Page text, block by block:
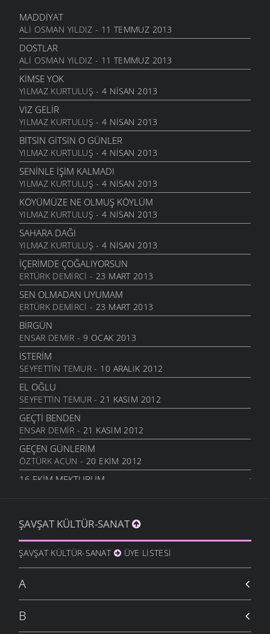
MADDIYAT
ALI OSMAN YILDIZ - 11 TEMMUZ 2013
DOSTLAR
ALI OSMAN YILDIZ - 11 TEMMUZ 2013
KIMSE YOK
YILMAZ KURTULUŞ - 4 NISAN 2013
VIZ GELIR
YILMAZ KURTULUŞ - 4 NISAN 2013
BITSIN GITSIN O GÜNLER
YILMAZ KURTULUŞ - 4 NISAN 2013
SENINLE İŞIM KALMADI
YILMAZ KURTULUŞ - 4 NISAN 2013
KÖYÜMÜZE NE OLMUŞ KÖYLÜM
YILMAZ KURTULUŞ - 4 NISAN 2013
SAHARA DAĞI
YILMAZ KURTULUŞ - 4 NISAN 2013
İÇERIMDE ÇOĞALIYORSUN
ERTÜRK DEMIRCI - 23 MART 2013
SEN OLMADAN UYUMAM
ERTÜRK DEMIRCI - 23 MART 2013
BIRGÜN
ENSAR DEMIR - 9 OCAK 2013
İSTERIM
SEYFETTIN TEMUR- 10 ARALIK 2012
EL OĞLU
SEYFETTIN TEMUR- 21 KASIM 2012
GEÇTI BENDEN
ENSAR DEMIR - 21 KASIM 2012
GEÇEN GÜNLERIM
ÖZTÜRK ACUN - 20 EKIM 2012
16.EKIM MEKTUBUM
KIBAR ALTUNAL- 5 EKIM 2012
BAHTINA KÜSME
KIBAR ALTUNAL- 5 EKIM 2012
BENDEN SELAM GÖTÜRÜN
KIBAR ALTUNAL
GECE GÖZLÜM
ERTÜRK DEMIRCI
ŞAVŞAT KÜLTÜR-SANAT
ŞAVŞAT KÜLTÜR-SANAT ÜYE LISTESI
A
B